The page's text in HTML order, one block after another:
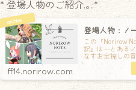
* 登場人物のご紹介.｡.:*
登場人物：ノ
この『Norirow
記』は―とある
なすお宝探しの
な Final
ff14.norirow.com